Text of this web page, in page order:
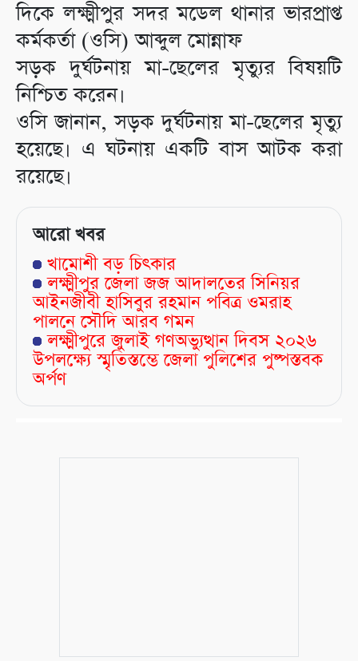
দিকে লক্ষ্মীপুর সদর মডেল থানার ভারপ্রাপ্ত
কর্মকর্তা (ওসি) আব্দুল মোন্নাফ
সড়ক দুর্ঘটনায় মা-ছেলের মৃত্যুর বিষয়টি
নিশ্চিত করেন।
ওসি জানান, সড়ক দুর্ঘটনায় মা-ছেলের মৃত্যু
হয়েছে। এ ঘটনায় একটি বাস আটক করা
রয়েছে।
আরো খবর
খামোশী বড় চিৎকার
লক্ষ্মীপুর জেলা জজ আদালতের সিনিয়র
আইনজীবী হাসিবুর রহমান পবিত্র ওমরাহ
পালনে সৌদি আরব গমন
লক্ষ্মীপুরে জুলাই গণঅভ্যুত্থান দিবস ২০২৬
উপলক্ষ্যে স্মৃতিস্তম্ভে জেলা পুলিশের পুষ্পস্তবক
অর্পণ